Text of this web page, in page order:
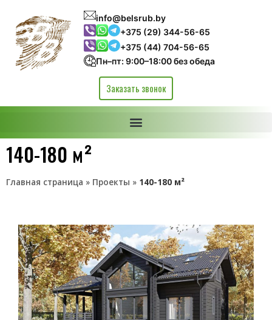
info@belsrub.by
+375 (29) 344-56-65
+375 (44) 704-56-65
Пн–пт: 9:00–18:00 без обеда
Заказать звонок
140-180 м²
Главная страница » Проекты » 140-180 м²